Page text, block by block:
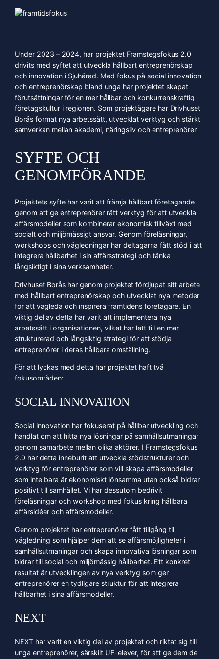
Under 2023 – 2024, har projektet Framstegsfokus 2.0
drivits med syftet att utveckla hållbart entreprenörskap
och innovation i Sjuhärad. Med fokus på social innovation
och entreprenörskap bland unga har projektet skapat
förutsättningar för en mer hållbar och konkurrenskraftig
företagskultur i regionen. Som projektägare har Drivhuset
Borås format nya arbetssätt, utvecklat verktyg och stärkt
samverkan mellan akademi, näringsliv och entreprenörer.
SYFTE OCH
GENOMFÖRANDE
Projektets syfte har varit att främja hållbart företagande
genom att ge entreprenörer rätt verktyg för att utveckla
affärsmodeller som kombinerar ekonomisk tillväxt med
socialt och miljömässigt ansvar. Genom föreläsningar,
workshops och vägledningar har deltagarna fått stöd i att
integrera hållbarhet i sin affärsstrategi och tänka
långsiktigt i sina verksamheter.
Drivhuset Borås har genom projektet fördjupat sitt arbete
med hållbart entreprenörskap och utvecklat nya metoder
för att vägleda och inspirera framtidens företagare. En
viktig del av detta har varit att implementera nya
arbetssätt i organisationen, vilket har lett till en mer
strukturerad och långsiktig strategi för att stödja
entreprenörer i deras hållbara omställning.
För att lyckas med detta har projektet haft två
fokusområden:
SOCIAL INNOVATION
Social innovation har fokuserat på hållbar utveckling och
handlat om att hitta nya lösningar på samhällsutmaningar
genom samarbete mellan olika aktörer. I Framstegsfokus
2.0 har detta inneburit att utveckla stödstrukturer och
verktyg för entreprenörer som vill skapa affärsmodeller
som inte bara är ekonomiskt lönsamma utan också bidrar
positivt till samhället. Vi har dessutom bedrivit
föreläsningar och workshop med fokus kring hållbara
affärsidéer och affärsmodeller.
Genom projektet har entreprenörer fått tillgång till
vägledning som hjälper dem att se affärsmöjligheter i
samhällsutmaningar och skapa innovativa lösningar som
bidrar till social och miljömässig hållbarhet. Ett konkret
resultat är utvecklingen av nya verktyg som ger
entreprenörer en tydligare struktur för att integrera
hållbarhet i sina affärsmodeller.
NEXT
NEXT har varit en viktig del av projektet och riktat sig till
unga entreprenörer, särskilt UF-elever, för att ge dem de